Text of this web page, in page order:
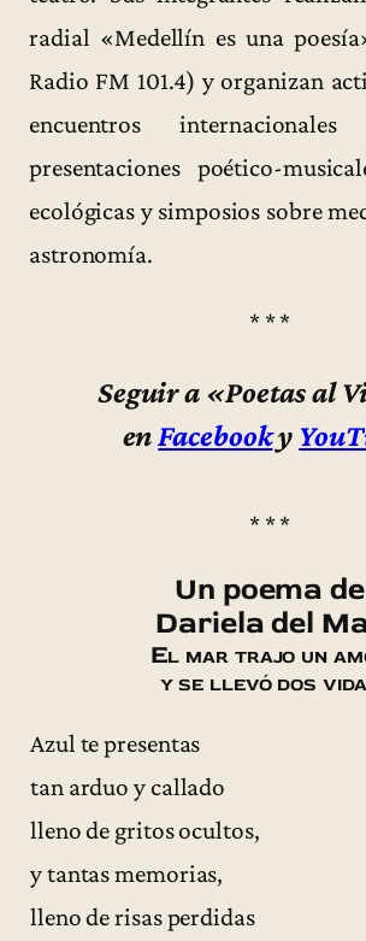
radial «Medellín es una
Radio FM 101.4) y organizan
encuentros
presentaciones poético-
ecológicas y simposios sobre
astronomía.
* * *
Seguir a «Poetas al
enFacebooky
* * *
Un poema de
Dariela del
El mar trajo un
y se llevó dos
Azul te presentas
tan arduo y callado
lleno de gritos ocultos,
y tantas memorias,
lleno de risas perdidas